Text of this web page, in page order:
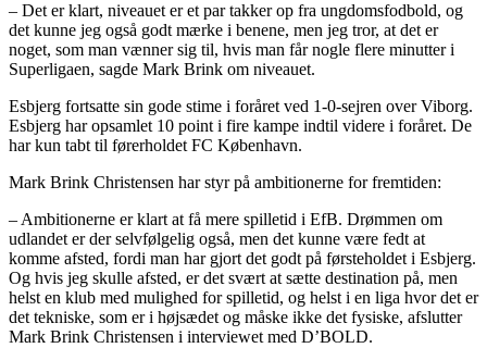
– Det er klart, niveauet er et par takker op fra ungdomsfodbold, og
det kunne jeg også godt mærke i benene, men jeg tror, at det er
noget, som man vænner sig til, hvis man får nogle flere minutter i
Superligaen, sagde Mark Brink om niveauet.
Esbjerg fortsatte sin gode stime i foråret ved 1-0-sejren over Viborg.
Esbjerg har opsamlet 10 point i fire kampe indtil videre i foråret. De
har kun tabt til førerholdet FC København.
Mark Brink Christensen har styr på ambitionerne for fremtiden:
– Ambitionerne er klart at få mere spilletid i EfB. Drømmen om
udlandet er der selvfølgelig også, men det kunne være fedt at
komme afsted, fordi man har gjort det godt på førsteholdet i Esbjerg.
Og hvis jeg skulle afsted, er det svært at sætte destination på, men
helst en klub med mulighed for spilletid, og helst i en liga hvor det er
det tekniske, som er i højsædet og måske ikke det fysiske, afslutter
Mark Brink Christensen i interviewet med D’BOLD.